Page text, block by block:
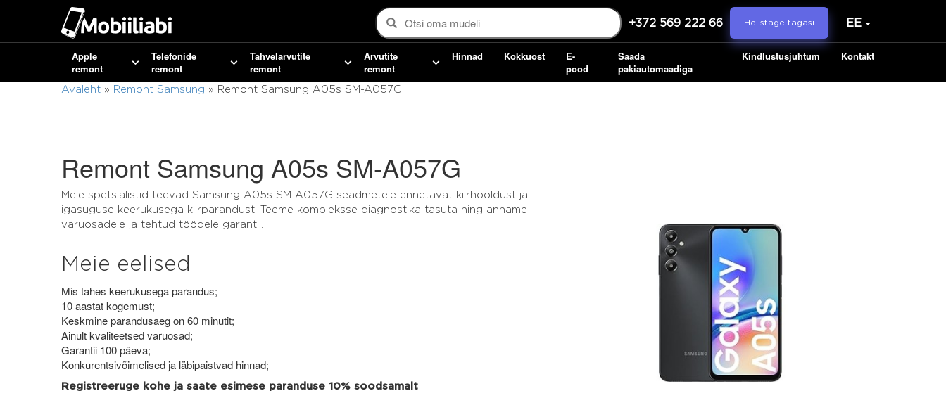
+372 569 222 66 Helistage tagasi EE
Apple
remont
Telefonide
remont
Tahvelarvutite
remont
Arvutite
remont
Hinnad Kokkuost
E-
pood
Saada
pakiautomaadiga
Kindlustusjuhtum Kontakt
Avaleht » Remont Samsung » Remont Samsung A05s SM-A057G
Remont Samsung A05s SM-A057G
Meie spetsialistid teevad Samsung A05s SM-A057G seadmetele ennetavat kiirhooldust ja
igasuguse keerukusega kiirparandust. Teeme kompleksse diagnostika tasuta ning anname
varuosadele ja tehtud töödele garantii.
Meie eelised
Mis tahes keerukusega parandus;
10 aastat kogemust;
Keskmine parandusaeg on 60 minutit;
Ainult kvaliteetsed varuosad;
Garantii 100 päeva;
Konkurentsivõimelised ja läbipaistvad hinnad;
Registreeruge kohe ja saate esimese paranduse 10% soodsamalt